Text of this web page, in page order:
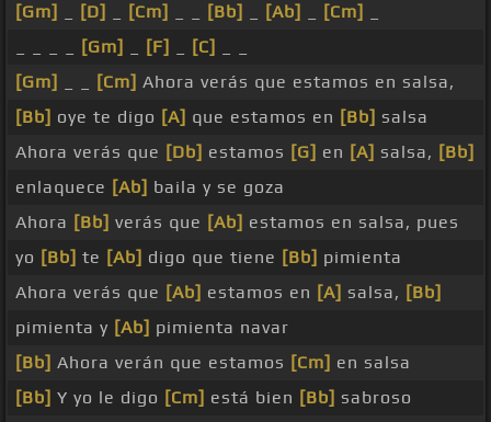
[Gm]
[D] [Cm] [Bb] [Ab] [Cm]
[Gm] [F] [C]
[Gm]
[Cm] Ahora verás que estamos en salsa,
[Bb] oye te digo [A] que estamos en [Bb] salsa
Ahora verás que [Db] estamos [G] en [A] salsa, [Bb]
enlaquece [Ab] baila y se goza
Ahora [Bb] verás que [Ab] estamos en salsa, pues
yo [Bb] te [Ab] digo que tiene [Bb] pimienta
Ahora verás que [Ab] estamos en [A] salsa, [Bb]
pimienta y [Ab] pimienta navar
[Bb] Ahora verán que estamos [Cm] en salsa
[Bb] Y yo le digo [Cm] está bien [Bb] sabroso